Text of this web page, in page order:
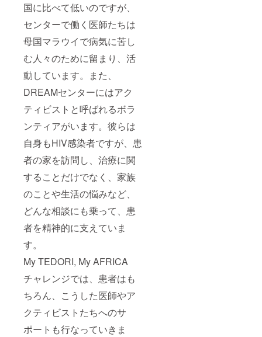
国に比べて低いのですが、
センターで働く医師たちは
母国マラウイで病気に苦し
む人々のために留まり、活
動しています。また、
DREAMセンターにはアク
ティビストと呼ばれるボラ
ンティアがいます。彼らは
自身もHIV感染者ですが、患
者の家を訪問し、治療に関
することだけでなく、家族
のことや生活の悩みなど、
どんな相談にも乗って、患
者を精神的に支えていま
す。
My TEDORI, My AFRICA
チャレンジでは、患者はも
ちろん、こうした医師やア
クティビストたちへのサ
ポートも行なっていきま